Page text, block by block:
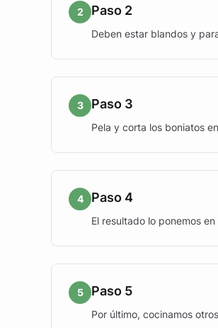
2 Paso 2
Deben estar blandos y
3 Paso 3
Pela y corta los boniatos
4 Paso 4
El resultado lo ponemos
5 Paso 5
Por último, cocinamos